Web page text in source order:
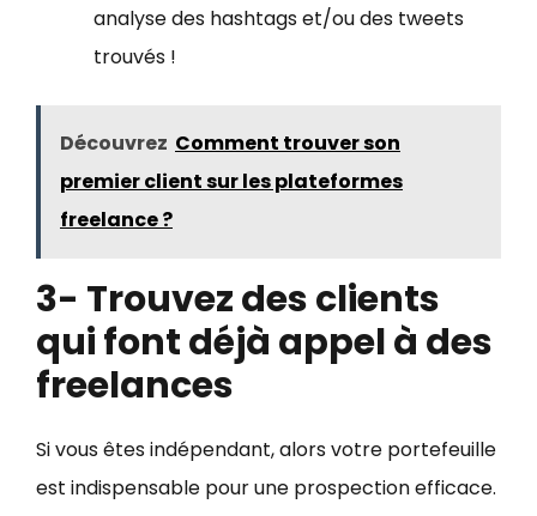
analyse des hashtags et/ou des tweets
trouvés !
Découvrez Comment trouver son
premier client sur les plateformes
freelance ?
3- Trouvez des clients
qui font déjà appel à des
freelances
Si vous êtes indépendant, alors votre portefeuille
est indispensable pour une prospection efficace.